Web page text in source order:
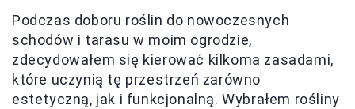
Podczas doboru roślin do nowoczesnych
schodów i tarasu w moim ogrodzie,
zdecydowałem się kierować kilkoma zasadami,
które uczynią tę przestrzeń zarówno
estetyczną, jak i funkcjonalną. Wybrałem rośliny